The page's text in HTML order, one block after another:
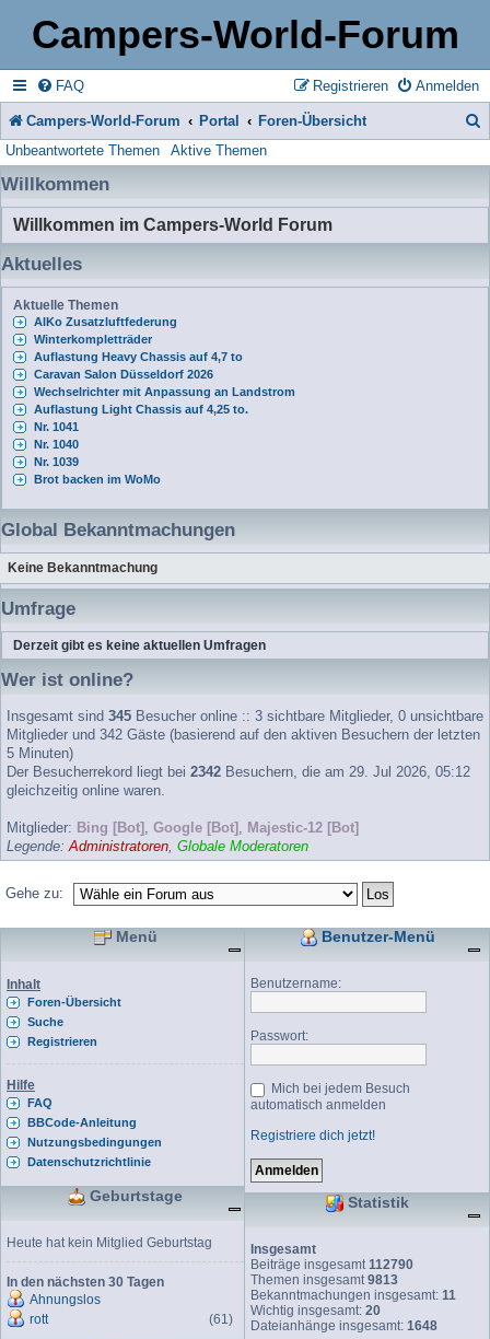
Campers-World-Forum
FAQ Anmelden
Registrieren
Campers-World-Forum Portal Foren-Übersicht
e
Unbeantwortete Themen Aktive Themen
Willkommen
Willkommen im Campers-World Forum
Aktuelles
Aktuelle Themen
AlKo Zusatzluftfederung
Winterkompletträder
Auflastung Heavy Chassis auf 4,7 to
Caravan Salon Düsseldorf 2026
Wechselrichter mit Anpassung an Landstrom
Auflastung Light Chassis auf 4,25 to.
Nr. 1041
Nr. 1040
Nr. 1039
Brot backen im WoMo
Global Bekanntmachungen
Keine Bekanntmachung
Umfrage
Derzeit gibt es keine aktuellen Umfragen
Wer ist online?
Insgesamt sind 345 Besucher online :: 3 sichtbare Mitglieder, 0 unsichtbare
Mitglieder und 342 Gäste (basierend auf den aktiven Besuchern der letzten
5 Minuten)
Der Besucherrekord liegt bei 2342 Besuchern, die am 29. Jul 2026, 05:12
gleichzeitig online waren.
Mitglieder: Bing [Bot] , Google [Bot] , Majestic-12 [Bot]
Legende:Administratoren, Globale Moderatoren
Gehe zu:
Menü
Inhalt
Foren-Übersicht
Suche
Registrieren
Hilfe
FAQ
BBCode-Anleitung
Nutzungsbedingungen
Datenschutzrichtlinie
Geburtstage
Heute hat kein Mitglied Geburtstag
In den nächsten 30 Tagen
Ahnungslos
rott
(61)
Benutzer-Menü
Benutzername:
Passwort:
Mich bei jedem Besuch
automatisch anmelden
Registriere dich jetzt!
Statistik
Insgesamt
Beiträge insgesamt 112790
Themen insgesamt9813
Bekanntmachungen insgesamt: 11
Wichtig insgesamt:20
Dateianhänge insgesamt: 1648